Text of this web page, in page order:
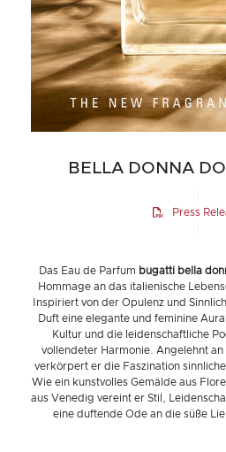
BELLA DONNA
Press
Das Eau de Parfum bugatti bella
Hommage an das italienische
Inspiriert von der Opulenz und
Duft eine elegante und feminine
Kultur und die leidenschaftliche
vollendeter Harmonie. Angelehnt
verkörpert er die Faszination
Wie ein kunstvolles Gemälde aus
aus Venedig vereint er Stil,
eine duftende Ode an die süße